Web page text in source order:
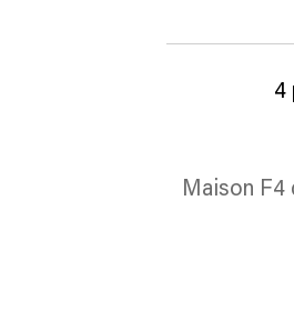
4
Maison F4